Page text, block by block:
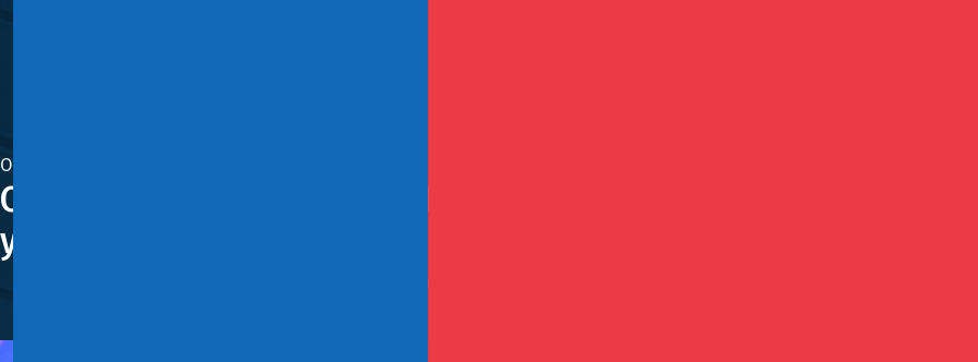
Octubre 10, 2024
Coordinador regulatorio: “Hoy estamos bastante mejor que
y niveles de inversión”